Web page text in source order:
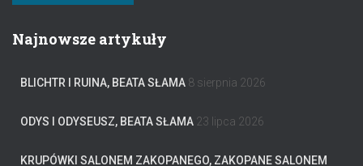
Najnowsze artykuły
BLICHTR I RUINA, BEATA SŁAMA 8 sierpnia 2026
ODYS I ODYSEUSZ, BEATA SŁAMA 23 lipca 2026
KRUPÓWKI SALONEM ZAKOPANEGO, ZAKOPANE SALONEM